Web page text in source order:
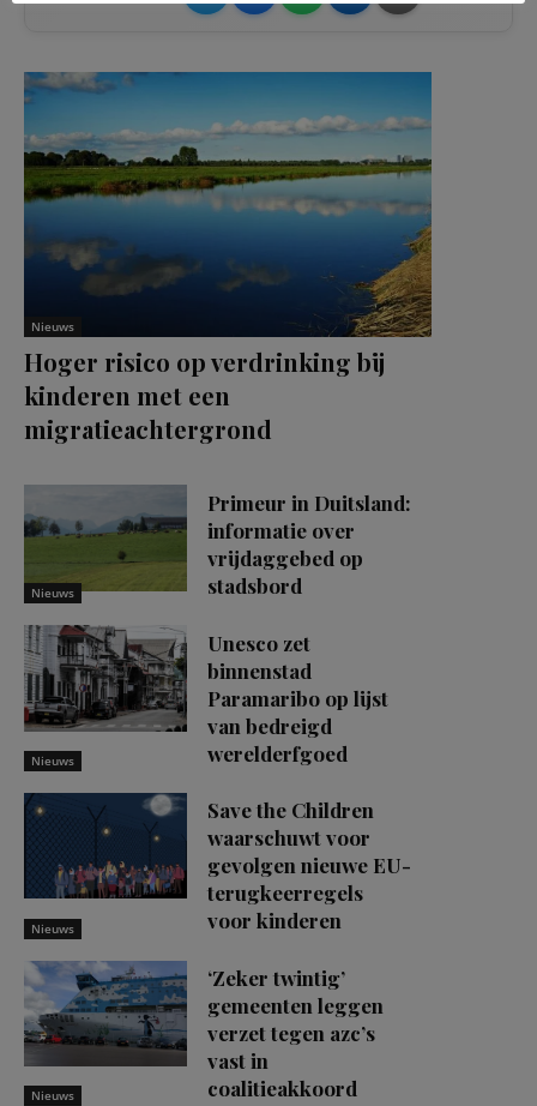
Nieuws
Hoger risico op verdrinking bij
kinderen met een
migratieachtergrond
Nieuws
Primeur in Duitsland:
informatie over
vrijdaggebed op
stadsbord
Nieuws
Unesco zet
binnenstad
Paramaribo op lijst
van bedreigd
werelderfgoed
Nieuws
Save the Children
waarschuwt voor
gevolgen nieuwe EU-
terugkeerregels
voor kinderen
Nieuws
‘Zeker twintig’
gemeenten leggen
verzet tegen azc’s
vast in
coalitieakkoord